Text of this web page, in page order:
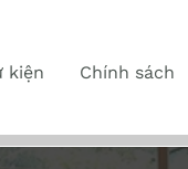
kiện Chính sách